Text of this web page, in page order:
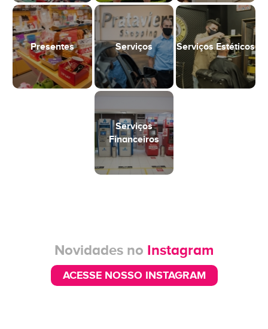
Presentes Serviços Serviços Estéticos
Serviços
Financeiros
Novidades no Instagram
ACESSE NOSSO INSTAGRAM